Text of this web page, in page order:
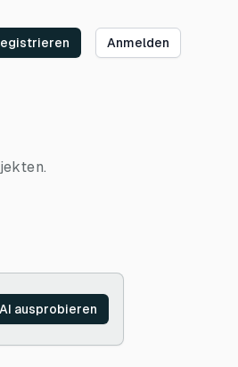
Anmelden
ausprobieren